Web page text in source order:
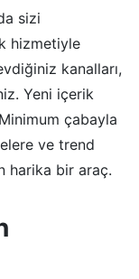
sizi
hizmetiyle
kanalları,
Yeni içerik
çabayla
ve trend
harika bir araç.